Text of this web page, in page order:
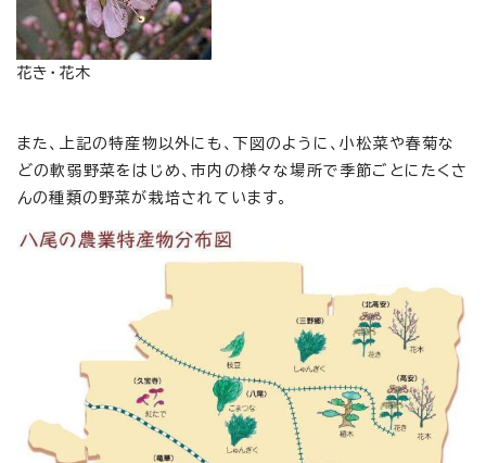
花き・花木
また、上記の特産物以外にも、下図のように、小松菜や春菊な
どの軟弱野菜をはじめ、市内の様々な場所で季節ごとにたくさ
んの種類の野菜が栽培されています。